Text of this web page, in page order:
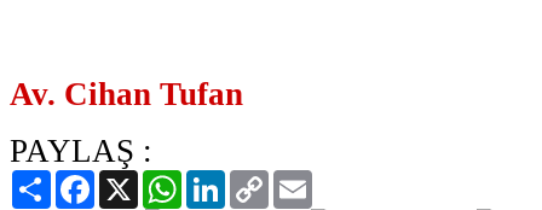
Av. Cihan Tufan
PAYLAŞ :
PaylaşFacebook
X WhatsAppLinkedIn
Copy
Link